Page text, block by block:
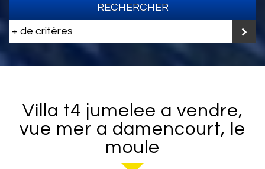
RECHERCHER
+ de critères
villa t4 jumelee a vendre,
vue mer a damencourt, le
moule